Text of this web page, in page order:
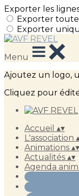
Exporter les
Exporter
Exporter
Menu
Ajoutez un logo,
Cliquez pour
Accueil ▴▾
L'association
Animations ▴▾
Actualités ▴▾
Agenda